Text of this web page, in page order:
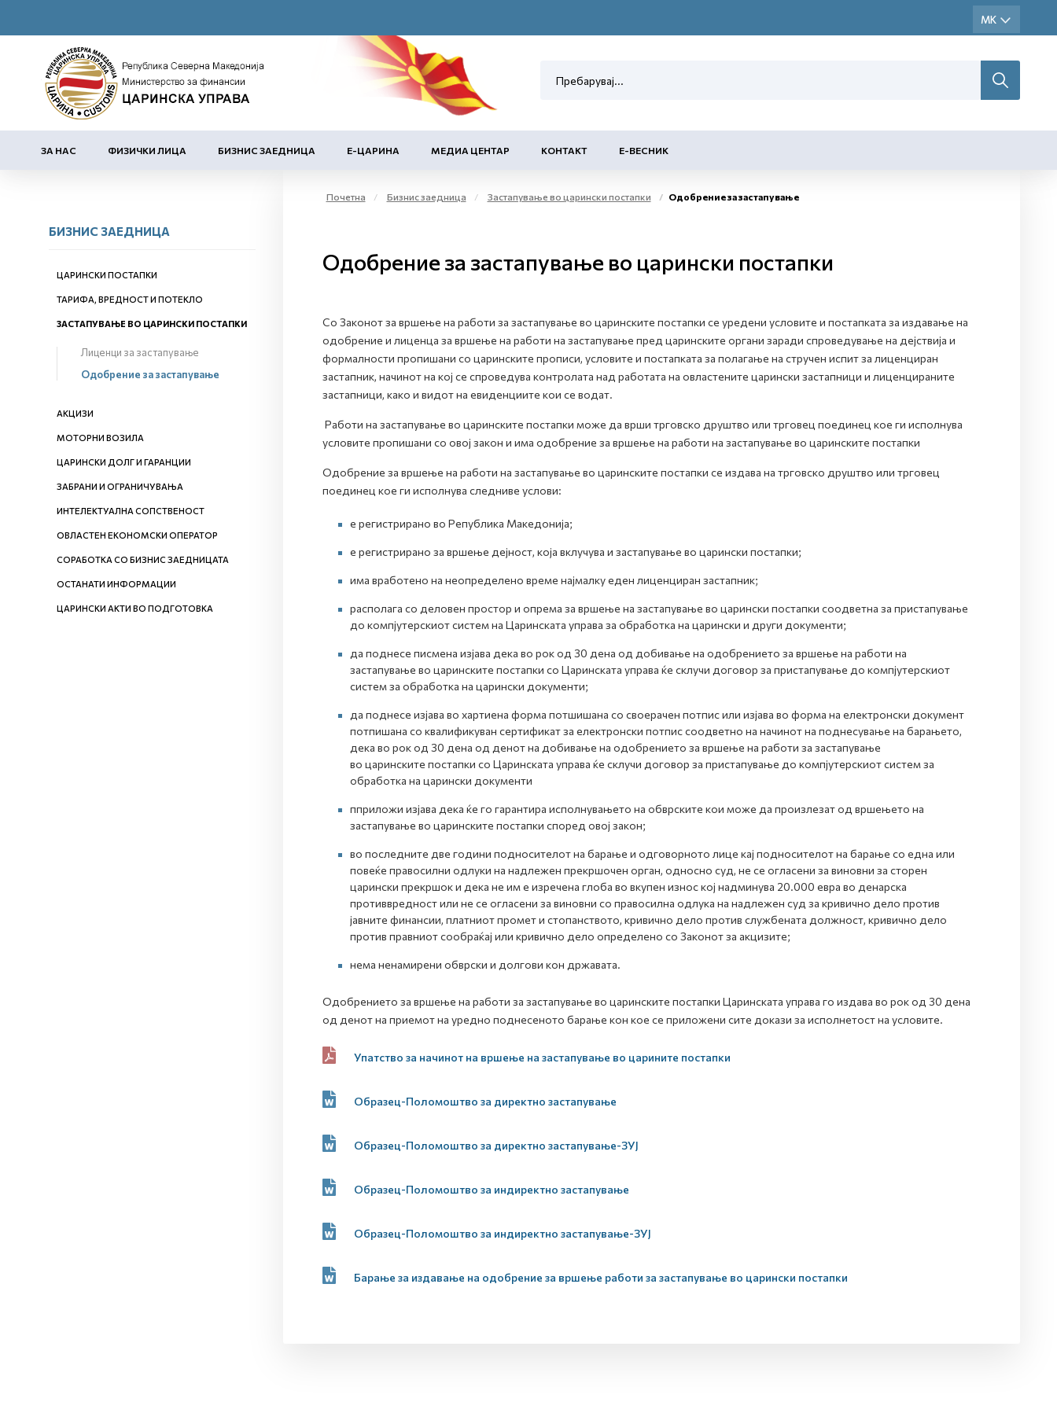
ЗА НАС ФИЗИЧКИ ЛИЦА БИЗНИС ЗАЕДНИЦА Е-ЦАРИНА МЕДИА ЦЕНТАР КОНТАКТ Е-ВЕСНИК
БИЗНИС ЗАЕДНИЦА
ЦАРИНСКИ ПОСТАПКИ
ТАРИФА, ВРЕДНОСТ И ПОТЕКЛО
ЗАСТАПУВАЊЕ ВО ЦАРИНСКИ ПОСТАПКИ
Лиценци за застапување
Одобрение за застапување
АКЦИЗИ
МОТОРНИ ВОЗИЛА
ЦАРИНСКИ ДОЛГ И ГАРАНЦИИ
ЗАБРАНИ И ОГРАНИЧУВАЊА
ИНТЕЛЕКТУАЛНА СОПСТВЕНОСТ
ОВЛАСТЕН ЕКОНОМСКИ ОПЕРАТОР
СОРАБОТКА СО БИЗНИС ЗАЕДНИЦАТА
ОСТАНАТИ ИНФОРМАЦИИ
ЦАРИНСКИ АКТИ ВО ПОДГОТОВКА
Почетна Бизнис заедница Застапување во царински постапки Одобрение за застапување
Одобрение за застапување во царински постапки
Со Законот за вршење на работи за застапување во царинските постапки се уредени условите и постапката за издавање на
одобрение и лиценца за вршење на работи на застапување пред царинските органи заради спроведување на дејствија и
формалности пропишани со царинските прописи, условите и постапката за полагање на стручен испит за лиценциран
застапник, начинот на кој се спроведува контролата над работата на овластените царински застапници и лиценцираните
застапници, како и видот на евиденциите кои се водат.
Работи на застапување во царинските постапки може да врши трговско друштво или трговец поединец кое ги исполнува
условите пропишани со овој закон и има одобрение за вршење на работи на застапување во царинските постапки
Одобрение за вршење на работи на застапување во царинските постапки се издава на трговско друштво или трговец
поединец кое ги исполнува следниве услови:
е регистрирано во Република Македонија;
е регистрирано за вршење дејност, која вклучува и застапување во царински постапки;
има вработено на неопределено време најмалку еден лиценциран застапник;
располага со деловен простор и опрема за вршење на застапување во царински постапки соодветнa за пристапување
до компјутерскиот систем на Царинската управа за обработка на царински и други документи;
да поднесе писмена изјава дека во рок од 30 дена од добивање на одобрението за вршење на работи на
застапување во царинските постапки со Царинската управа ќе склучи договор за пристапување до компјутерскиот
систем за обработка на царински документи;
да поднесе изјава во хартиена форма потшишана со своерачен потпис или изјава во форма на електронски документ
потпишана со квалификуван сертификат за електронски потпис соодветно на начинот на поднесување на барањето,
дека во рок од 30 дена од денот на добивање на одобрението за вршење на работи за застапување
во царинските постапки со Царинската управа ќе склучи договор за пристапување до компјутерскиот систем за
обработка на царински документи
пприложи изјава дека ќе го гарантира исполнувањето на обврските кои може да произлезат од вршењето на
застапување во царинските постапки според овој закон;
во последните две години подносителот на барање и одговорното лице кај подносителот на барање со една или
повеќе правосилни одлуки на надлежен прекршочен орган, односно суд, не се огласени за виновни за сторен
царински прекршок и дека не им е изречена глоба во вкупен износ кој надминува 20.000 евра во денарска
противвредност или не се огласени за виновни со правосилна одлука на надлежен суд за кривично дело против
јавните финансии, платниот промет и стопанството, кривично дело против службената должност, кривично дело
против правниот сообраќај или кривично дело определено со Законот за акцизите;
нема ненамирени обврски и долгови кон државата.
Одобрението за вршење на работи за застапување во царинските постапки Царинската управа го издава во рок од 30 дена
од денот на приемот на уредно поднесеното барање кон кое се приложени сите докази за исполнетост на условите.
Упатство за начинот на вршење на застапување во царините постапки
Образец-Поломоштво за директно застапување
Образец-Поломоштво за директно застапување-ЗУЈ
Образец-Поломоштво за индиректно застапување
Образец-Поломоштво за индиректно застапување-ЗУЈ
Барање за издавање на одобрение за вршење работи за застапување во царински постапки